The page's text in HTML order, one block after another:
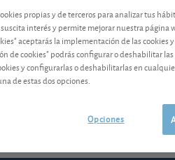
2 min.
a conservar, sobre esta acción de la
Atlantia,
Ante las
propias y de terceros para analizar tus
interés y permite mejorar nuestra página
aceptarás la implementación de las cookies
de cookies" podrás configurar o deshabilitar las
y configurarlas o deshabilitarlas en
de estas dos opciones.
Opciones